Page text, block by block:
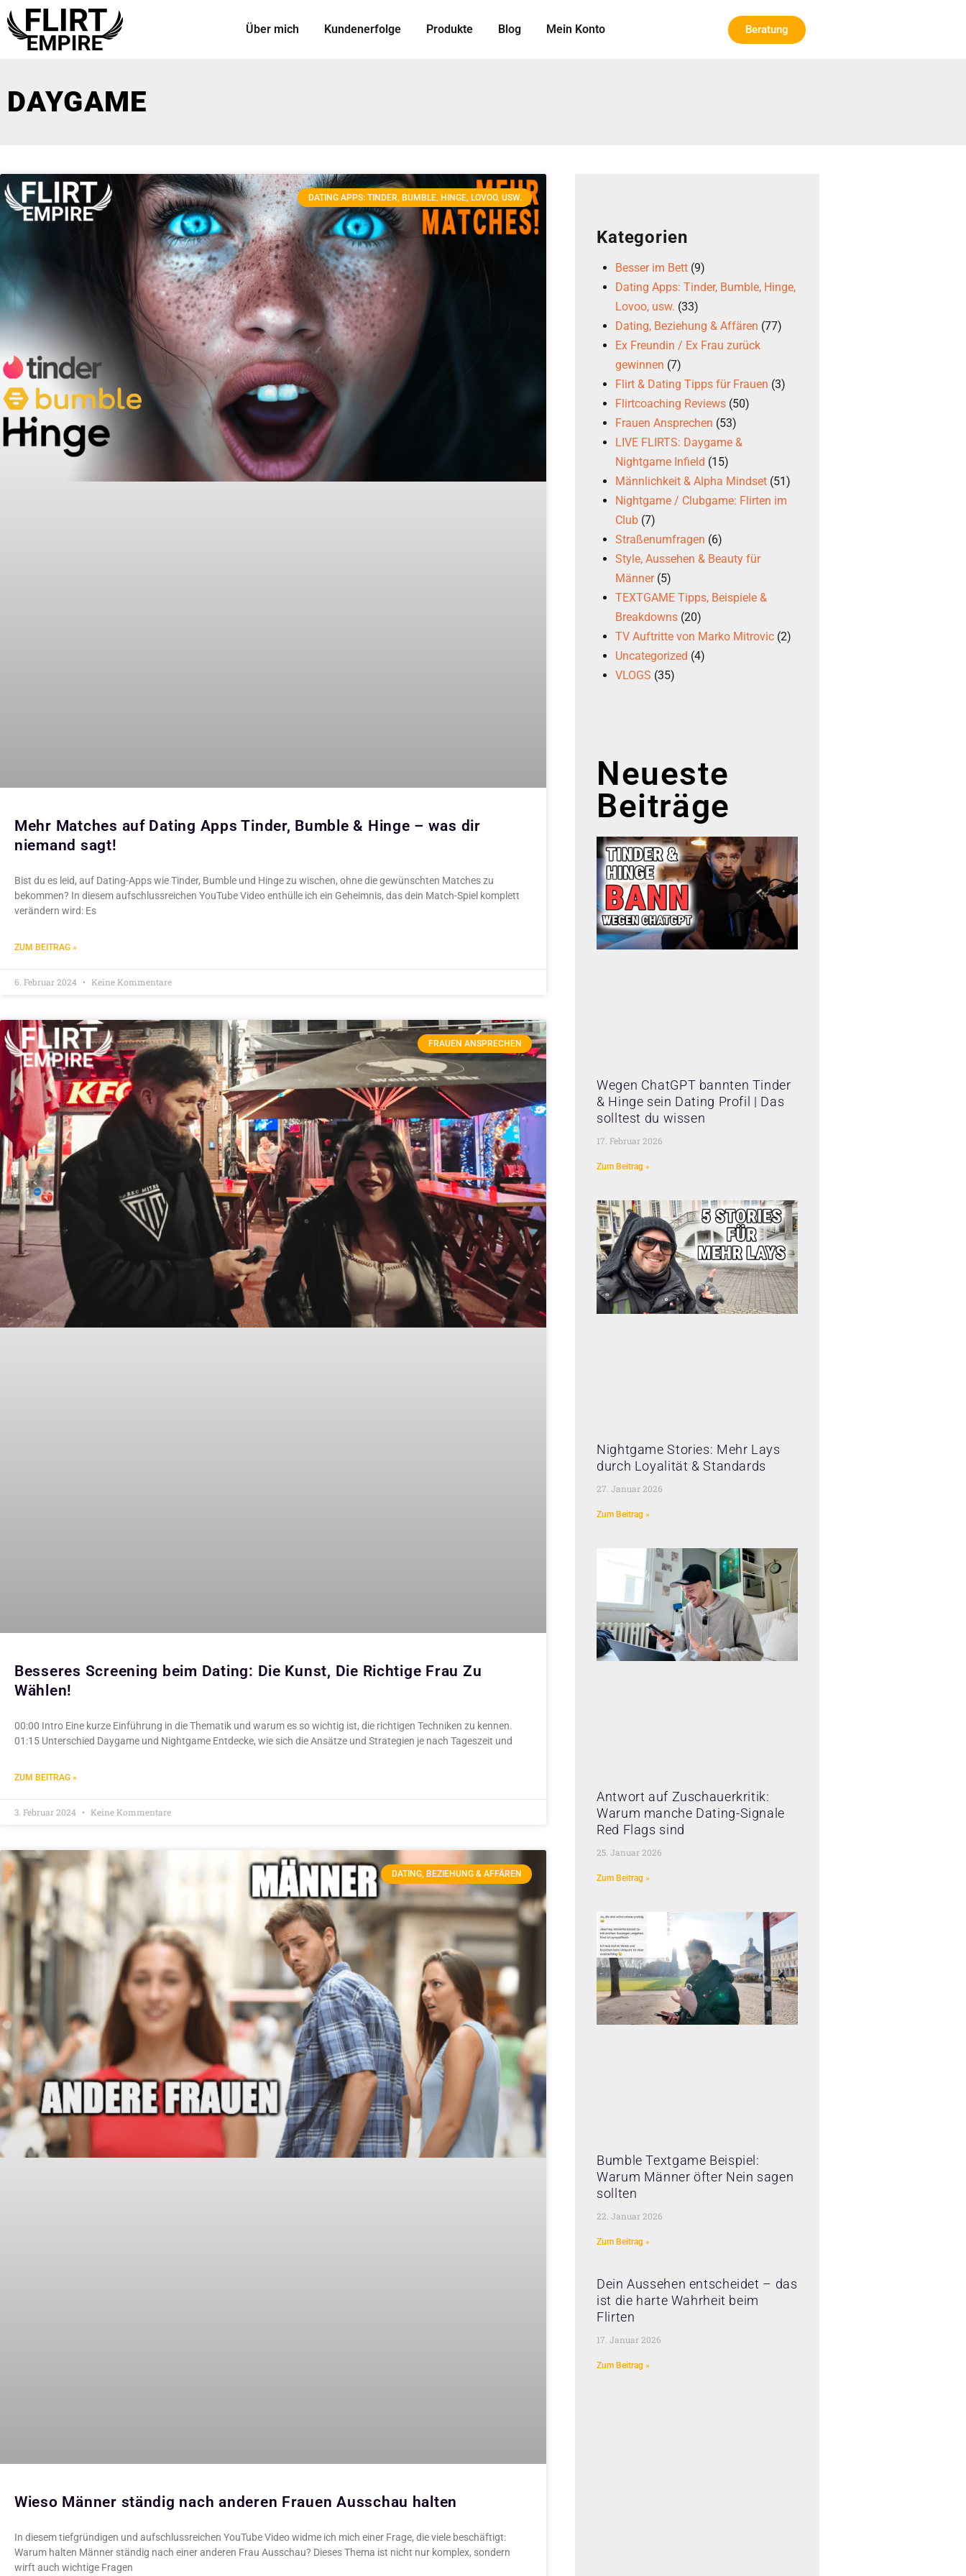
Über mich Kundenerfolge Produkte Blog Mein Konto Beratung
DAYGAME
DATING APPS: TINDER, BUMBLE, HINGE, LOVOO, USW.
Mehr Matches auf Dating Apps Tinder, Bumble & Hinge – was dir
niemand sagt!
Bist du es leid, auf Dating-Apps wie Tinder, Bumble und Hinge zu wischen, ohne die gewünschten Matches zu
bekommen? In diesem aufschlussreichen YouTube Video enthülle ich ein Geheimnis, das dein Match-Spiel komplett
verändern wird: Es
ZUM BEITRAG »
6. Februar 2024 Keine Kommentare
FRAUEN ANSPRECHEN
Besseres Screening beim Dating: Die Kunst, Die Richtige Frau Zu
Wählen!
00:00 Intro Eine kurze Einführung in die Thematik und warum es so wichtig ist, die richtigen Techniken zu kennen.
01:15 Unterschied Daygame und Nightgame Entdecke, wie sich die Ansätze und Strategien je nach Tageszeit und
ZUM BEITRAG »
3. Februar 2024 Keine Kommentare
DATING, BEZIEHUNG & AFFÄREN
Wieso Männer ständig nach anderen Frauen Ausschau halten
In diesem tiefgründigen und aufschlussreichen YouTube Video widme ich mich einer Frage, die viele beschäftigt:
Warum halten Männer ständig nach einer anderen Frau Ausschau? Dieses Thema ist nicht nur komplex, sondern
wirft auch wichtige Fragen
Kategorien
Besser im Bett (9)
Dating Apps: Tinder, Bumble, Hinge,
Lovoo, usw. (33)
Dating, Beziehung & Affären (77)
Ex Freundin / Ex Frau zurück
gewinnen (7)
Flirt & Dating Tipps für Frauen (3)
Flirtcoaching Reviews (50)
Frauen Ansprechen (53)
LIVE FLIRTS: Daygame &
Nightgame Infield (15)
Männlichkeit & Alpha Mindset (51)
Nightgame / Clubgame: Flirten im
Club (7)
Straßenumfragen (6)
Style, Aussehen & Beauty für
Männer(5)
TEXTGAME Tipps, Beispiele &
Breakdowns (20)
TV Auftritte von Marko Mitrovic (2)
Uncategorized (4)
VLOGS (35)
Neueste
Beiträge
Wegen ChatGPT bannten Tinder
& Hinge sein Dating Profil | Das
solltest du wissen
17. Februar 2026
Zum Beitrag »
Nightgame Stories: Mehr Lays
durch Loyalität & Standards
27. Januar 2026
Zum Beitrag »
Antwort auf Zuschauerkritik:
Warum manche Dating-Signale
Red Flags sind
25. Januar 2026
Zum Beitrag »
Bumble Textgame Beispiel:
Warum Männer öfter Nein sagen
sollten
22. Januar 2026
Zum Beitrag »
Dein Aussehen entscheidet – das
ist die harte Wahrheit beim
Flirten
17. Januar 2026
Zum Beitrag »